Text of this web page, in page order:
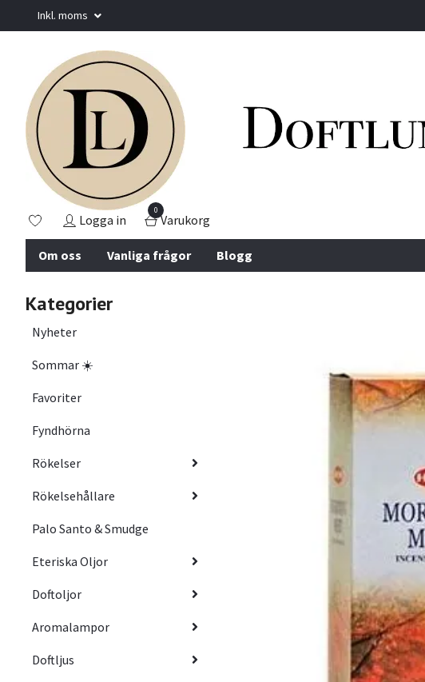
Inkl. moms
Logga in
0
Varukorg
Om oss Vanliga frågor Blogg
Kategorier
Nyheter
Sommar ☀️
Favoriter
Fyndhörna
Rökelser
Rökelsehållare
Palo Santo & Smudge
Eteriska Oljor
Doftoljor
Aromalampor
Doftljus